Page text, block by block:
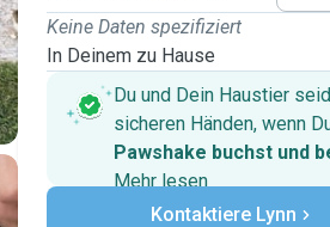
Keine Daten spezifiziert
In Deinem zu Hause
Du und Dein Haustier
sicheren Händen, wenn
Pawshake buchst und
Mehr lesenSichere Zahlungen
Unterstützung, falls
Kontaktiere Lynn